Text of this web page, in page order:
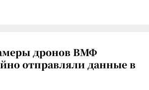
дронов ВМФ
отправляли данные в